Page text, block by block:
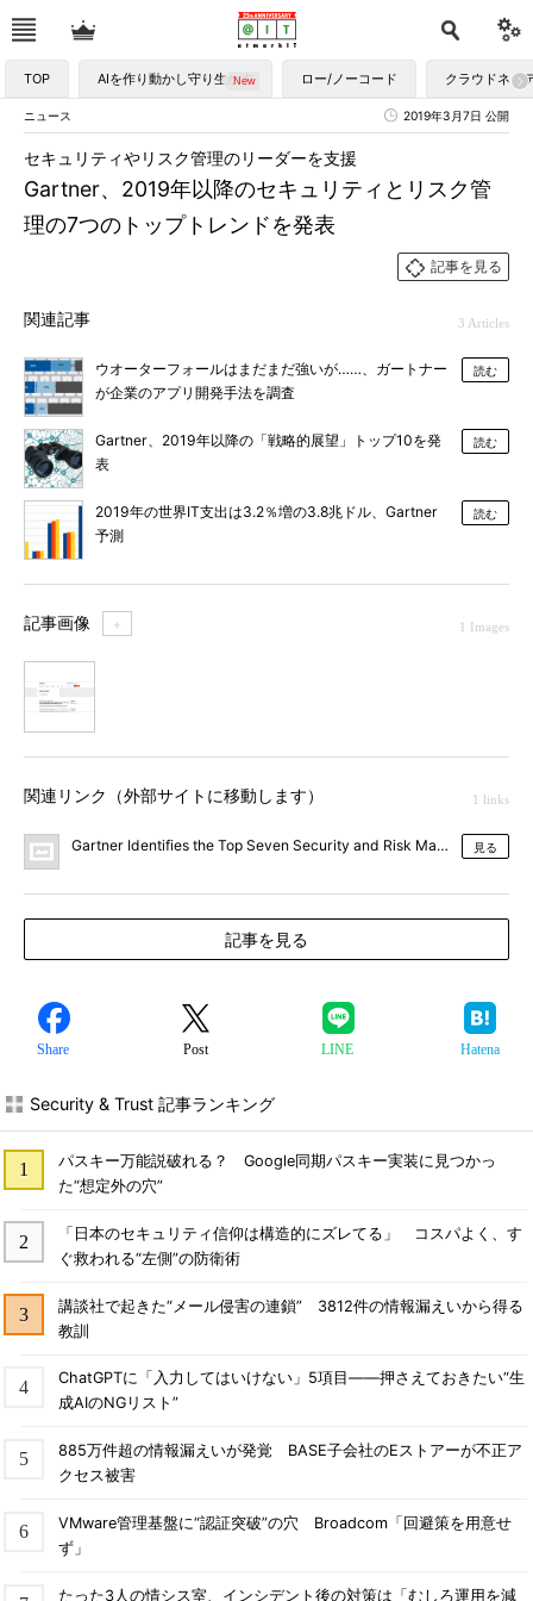
TOP AIを作り動かし守り生かす ロー/ノーコード クラウドネイ
ニュース 2019年3月7日 公開
Gartner、2019年以降のセキュリティとリスク管
理の7つのトップトレンドを発表
セキュリティやリスク管理のリーダーを支援
記事を見る
関連記事 3 Articles
ウオーターフォールはまだまだ強いが……、ガートナー
が企業のアプリ開発手法を調査
読む
Gartner、2019年以降の「戦略的展望」トップ10を発
表
読む
2019年の世界IT支出は3.2％増の3.8兆ドル、Gartner
予測
読む
記事画像 ＋ 1 Images
関連リンク（外部サイトに移動します） 1 links
Gartner Identifies the Top Seven Security and Risk Management
見る
記事を見る
Share Post LINE Hatena
Security & Trust 記事ランキング
パスキー万能説破れる？ Google同期パスキー実装に見つかっ
た“想定外の穴”
「日本のセキュリティ信仰は構造的にズレてる」 コスパよく、す
ぐ救われる“左側”の防衛術
講談社で起きた“メール侵害の連鎖” 3812件の情報漏えいから得る
教訓
ChatGPTに「入力してはいけない」5項目――押さえておきたい“生
成AIのNGリスト”
885万件超の情報漏えいが発覚 BASE子会社のEストアーが不正ア
クセス被害
VMware管理基盤に“認証突破”の穴 Broadcom「回避策を用意せ
ず」
たった3人の情シス室、インシデント後の対策は「むしろ運用を減